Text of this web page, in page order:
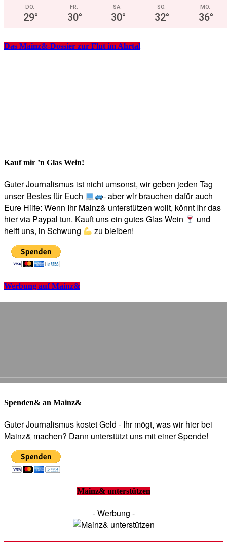
DO.
29°
FR.
30°
SA.
30°
SO.
32°
MO.
36°
Das Mainz&-Dossier zur Flut im Ahrtal
Kauf mir ’n Glas Wein!
Guter Journalismus ist nicht umsonst, wir geben jeden Tag
unser Bestes für Euch
- aber wir brauchen dafür auch
Eure Hilfe: Wenn Ihr Mainz& unterstützen wollt, könnt Ihr das
hier via Paypal tun. Kauft uns ein gutes Glas Wein
und
helft uns, in Schwung
zu bleiben!
Werbung auf Mainz&
Spenden& an Mainz&
Guter Journalismus kostet Geld - Ihr mögt, was wir hier bei
Mainz& machen? Dann unterstützt uns mit einer Spende!
Mainz& unterstützen
- Werbung -